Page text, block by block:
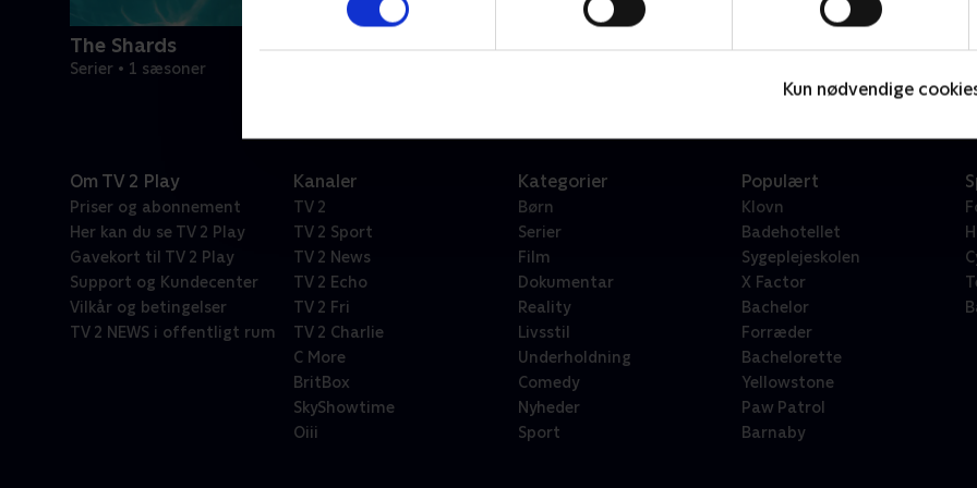
Kun nødvendige
The Shards
Serier • 1 sæsoner
Om TV 2 Play
Priser og abonnement
Her kan du se TV 2 Play
Gavekort til TV 2 Play
Support og Kundecenter
Vilkår og betingelser
TV 2 NEWS i offentligt rum
Kanaler
TV 2
TV 2 Sport
TV 2 News
TV 2 Echo
TV 2 Fri
TV 2 Charlie
C More
BritBox
SkyShowtime
Oiii
Kategorier
Børn
Serier
Film
Dokumentar
Reality
Livsstil
Underholdning
Comedy
Nyheder
Sport
Populært
Klovn
Badehotellet
Sygeplejeskolen
X Factor
Bachelor
Forræder
Bachelorette
Yellowstone
Paw Patrol
Barnaby